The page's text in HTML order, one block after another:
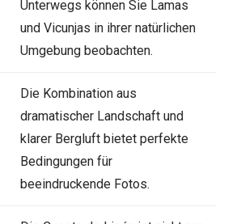
Unterwegs können Sie Lamas
und Vicunjas in ihrer natürlichen
Umgebung beobachten.
Die Kombination aus
dramatischer Landschaft und
klarer Bergluft bietet perfekte
Bedingungen für
beeindruckende Fotos.